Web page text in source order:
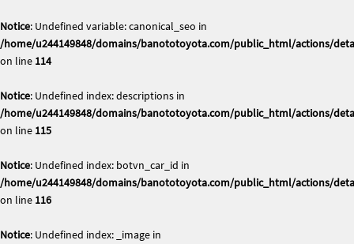
Notice: Undefined variable: canonical_seo in
/home/u244149848/domains/banototoyota.com/public_html/actions/
on line 114
Notice: Undefined index: descriptions in
/home/u244149848/domains/banototoyota.com/public_html/actions/
on line 115
Notice: Undefined index: botvn_car_id in
/home/u244149848/domains/banototoyota.com/public_html/actions/
on line 116
Notice: Undefined index: _image in